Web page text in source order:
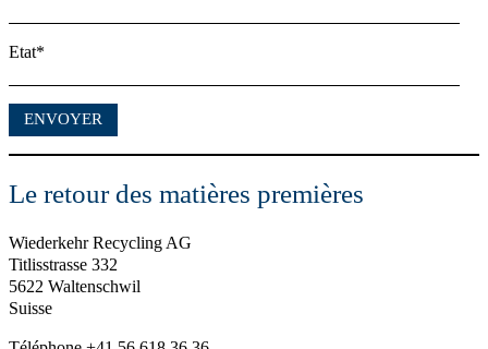
Etat*
Le retour des matières premières
Wiederkehr Recycling AG
Titlisstrasse 332
5622 Waltenschwil
Suisse